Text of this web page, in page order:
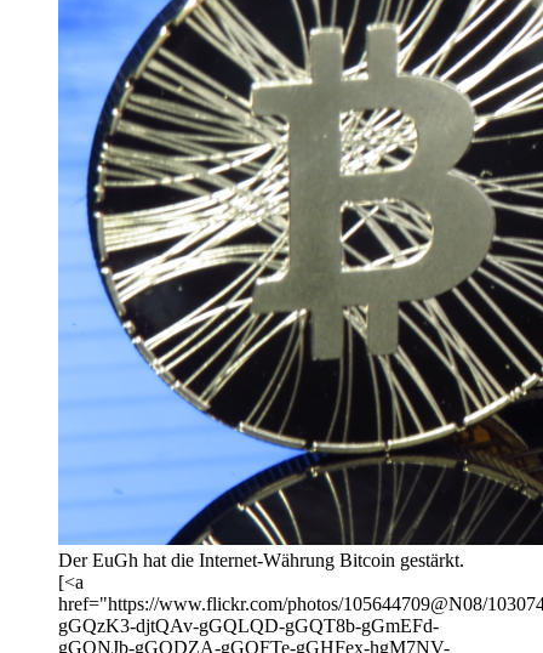
Der EuGh hat die Internet-Währung Bitcoin gestärkt.
[<a
href="https://www.flickr.com/photos/105644709@N08/
gGQzK3-djtQAv-gGQLQD-gGQT8b-gGmEFd-
gGQNJb-gGQDZA-gGQFTe-gGHFex-hgM7NV-